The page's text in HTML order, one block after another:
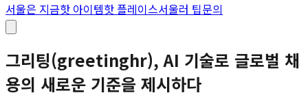
서울은 지금핫 아이템핫 플레이스서울러 팁문의
그리팅(greetinghr), AI 기술로 글로벌 채
용의 새로운 기준을 제시하다